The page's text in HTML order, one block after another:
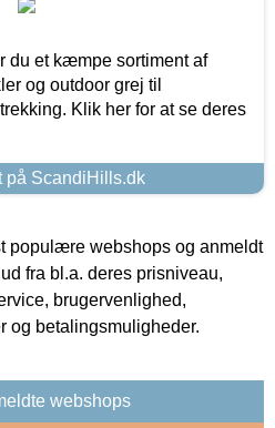
du et kæmpe sortiment af
og outdoor grej til
Klik her for at se deres
på ScandiHills.dk
populære webshops og anmeldt
fra bl.a. deres prisniveau,
brugervenlighed,
og betalingsmuligheder.
webshops